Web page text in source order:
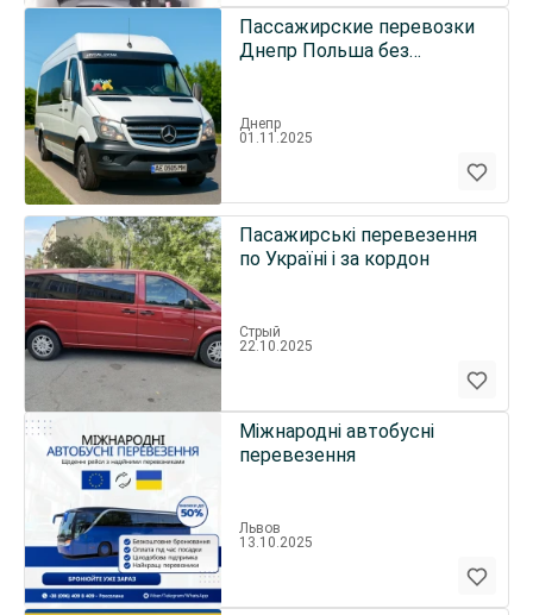
Пассажирские перевозки
Днепр Польша без
Днепр
01.11.2025
Пасажирські перевезення
по Україні і за кордон
Стрый
22.10.2025
Міжнародні автобусні
перевезення
Львов
13.10.2025